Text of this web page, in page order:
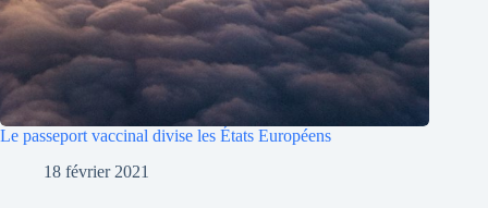
Le passeport vaccinal divise les États Européens
18 février 2021